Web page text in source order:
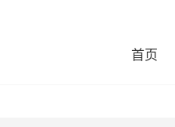
首页